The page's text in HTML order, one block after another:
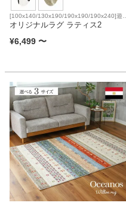
[100x140/130x190/190x190/190x240]遊び
毛防止 防音 滑り止め 床暖房対応
オリジナルラグ ラティス2
¥6,499 〜